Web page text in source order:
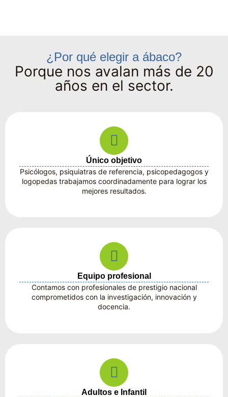
¿Por qué elegir a ábaco?
Porque nos avalan más de 20
años en el sector.
Único objetivo
Psicólogos, psiquiatras de referencia, psicopedagogos y
logopedas trabajamos coordinadamente para lograr los
mejores resultados.
Equipo profesional
Contamos con profesionales de prestigio nacional
comprometidos con la investigación, innovación y
docencia.
Adultos e Infantil